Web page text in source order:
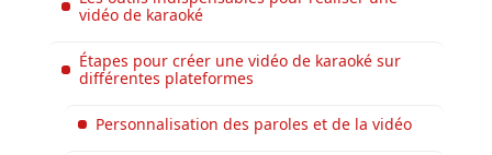
vidéo de karaoké
Étapes pour créer une vidéo de karaoké sur
différentes plateformes
Personnalisation des paroles et de la vidéo